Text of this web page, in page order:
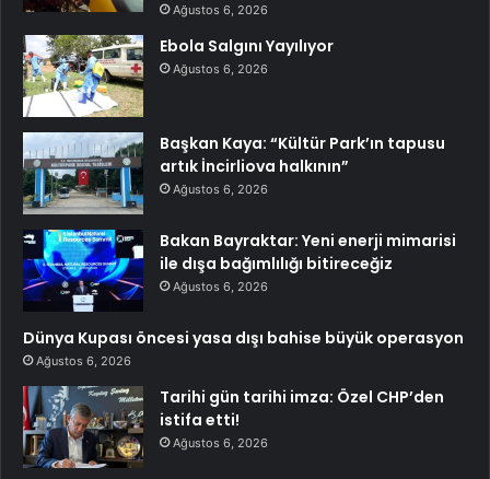
Ağustos 6, 2026
Ebola Salgını Yayılıyor
Ağustos 6, 2026
Başkan Kaya: “Kültür Park’ın tapusu
artık İncirliova halkının”
Ağustos 6, 2026
Bakan Bayraktar: Yeni enerji mimarisi
ile dışa bağımlılığı bitireceğiz
Ağustos 6, 2026
Dünya Kupası öncesi yasa dışı bahise büyük operasyon
Ağustos 6, 2026
Tarihi gün tarihi imza: Özel CHP’den
istifa etti!
Ağustos 6, 2026